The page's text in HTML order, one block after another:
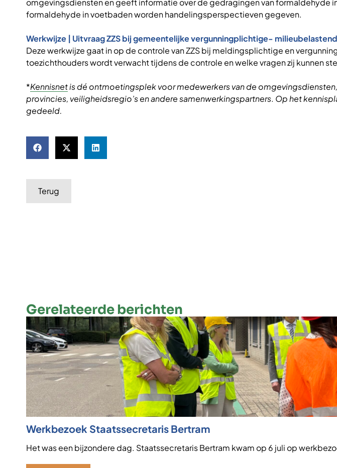
omgevingsdiensten en geeft informatie over de gedragingen van formaldehyde
formaldehyde in voetbaden worden handelingsperspectieven gegeven.
Werkwijze | Uitvraag ZZS bij gemeentelijke vergunningplichtige-
Deze werkwijze gaat in op de controle van ZZS bij meldingsplichtige en
toezichthouders wordt verwacht tijdens de controle en welke vragen zij kunnen
*Kennisnetis dé ontmoetingsplek voor medewerkers van de
provincies, veiligheidsregio’s en andere samenwerkingspartners. Op het
gedeeld.
Terug
Gerelateerde berichten
Werkbezoek Staatssecretaris Bertram
Het was een bijzondere dag. Staatssecretaris Bertram kwam op 6 juli op